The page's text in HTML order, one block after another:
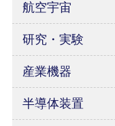
航空宇宙
研究・実験
産業機器
半導体装置